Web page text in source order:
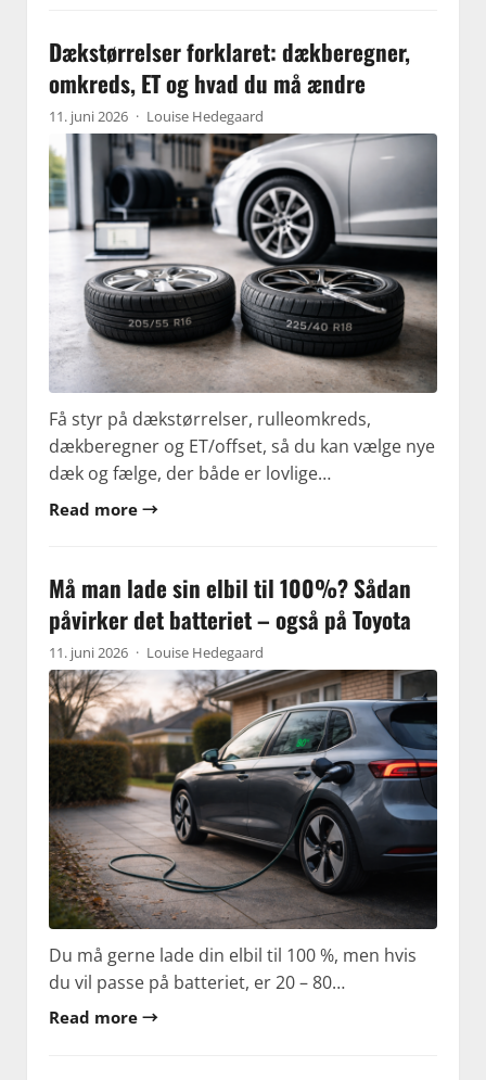
Dækstørrelser forklaret: dækberegner,
omkreds, ET og hvad du må ændre
11. juni 2026 · Louise Hedegaard
Få styr på dækstørrelser, rulleomkreds,
dækberegner og ET/offset, så du kan vælge nye
dæk og fælge, der både er lovlige…
Read more →
Må man lade sin elbil til 100%? Sådan
påvirker det batteriet – også på Toyota
11. juni 2026 · Louise Hedegaard
Du må gerne lade din elbil til 100 %, men hvis
du vil passe på batteriet, er 20 – 80…
Read more →